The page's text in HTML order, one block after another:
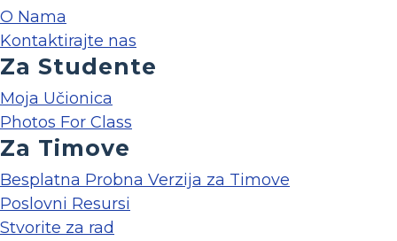
O Nama
Kontaktirajte nas
Za Studente
Moja Učionica
Photos For Class
Za Timove
Besplatna Probna Verzija za Timove
Poslovni Resursi
Stvorite za rad